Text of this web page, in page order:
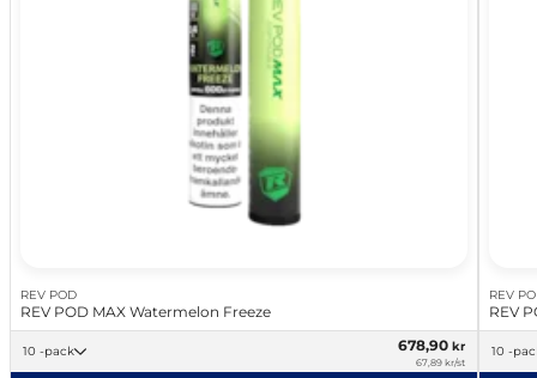
REV POD
REV POD MAX Watermelon Freeze
10 -pack 678,90 kr
67,89 kr/st
REV
REV
10 -